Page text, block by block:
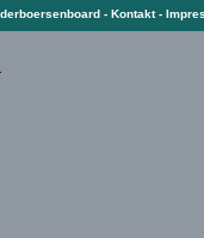
- Kontakt-